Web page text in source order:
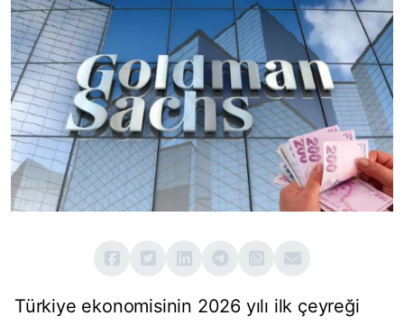
Türkiye ekonomisinin 2026 yılı ilk çeyreği